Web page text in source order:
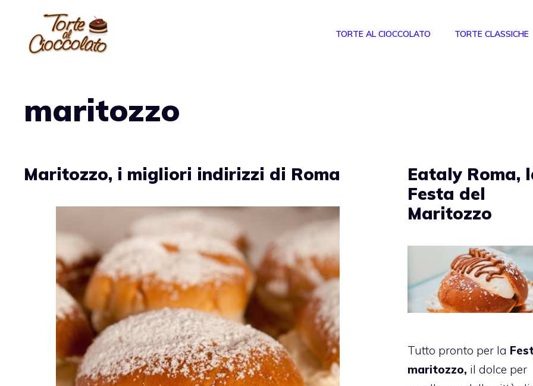
contenuto
TORTE AL CIOCCOLATO TORTE CLASSICHE
maritozzo
Maritozzo, i migliori indirizzi di Roma
Eataly Roma,
Festa del
Maritozzo
Tutto pronto per la
maritozzo, il dolce per